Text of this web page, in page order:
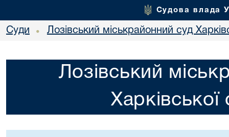
Судова влада
Суди • Лозівський міськрайонний суд
Лозівський
Харківської